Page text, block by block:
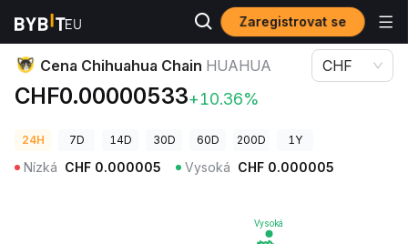
Zaregistrovat se
Ceny kryptoměn Cena Chihuahua Chain HUAHUA
Cena Chihuahua Chain HUAHUA
CHF0.00000533+10.36%
CHF
24H 7D 14D 30D 60D 200D 1Y
Nízká CHF 0.000005 Vysoká CHF 0.000005